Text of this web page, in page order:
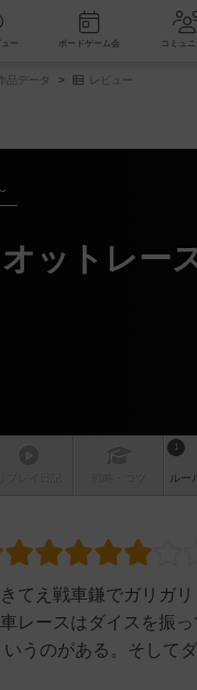
新着レビュー ボードゲーム会
品データ レビュー
ットレー
1
ルー
てえ戦車鎌でガリガ
レースはダイスを振
うのがある。そして